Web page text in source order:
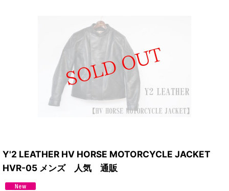
Y'2 LEATHER HV HORSE MOTORCYCLE JACKET
HVR-05 メンズ 人気 通販